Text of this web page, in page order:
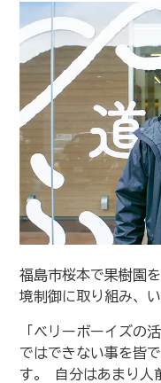
福島市桜本で果樹園
境制御に取り組み、
「ベリーボーイズの
ではできない事を皆
す。 自分はあまり人